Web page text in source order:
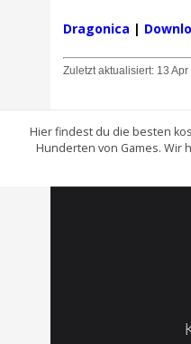
Dragonica |
Zuletzt aktualisiert: 13
Hier findest du die besten
Hunderten von Games. Wir